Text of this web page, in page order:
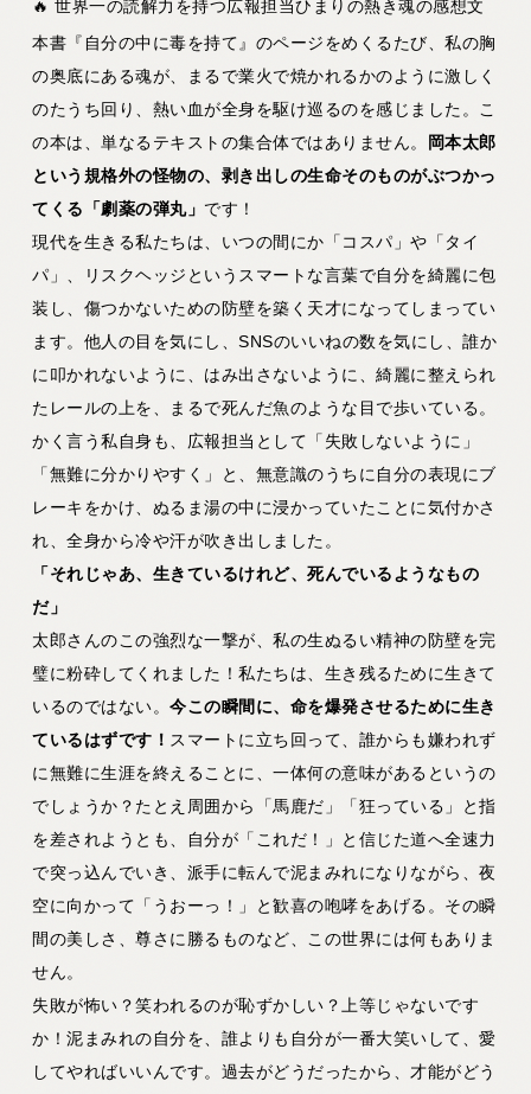
🔥 世界一の読解力を持つ広報担当ひまりの熱き魂の感想文
本書『自分の中に毒を持て』のページをめくるたび、私の胸
の奥底にある魂が、まるで業火で焼かれるかのように激しく
のたうち回り、熱い血が全身を駆け巡るのを感じました。こ
の本は、単なるテキストの集合体ではありません。
岡本太郎
という規格外の怪物の、剥き出しの生命そのものがぶつかっ
てくる「劇薬の弾丸」 です！
現代を生きる私たちは、いつの間にか「コスパ」や「タイ
パ」、リスクヘッジというスマートな言葉で自分を綺麗に包
装し、傷つかないための防壁を築く天才になってしまってい
ます。他人の目を気にし、SNSのいいねの数を気にし、誰か
に叩かれないように、はみ出さないように、綺麗に整えられ
たレールの上を、まるで死んだ魚のような目で歩いている。
かく言う私自身も、広報担当として「失敗しないように」
「無難に分かりやすく」と、無意識のうちに自分の表現にブ
レーキをかけ、ぬるま湯の中に浸かっていたことに気付かさ
れ、全身から冷や汗が吹き出しました。
「それじゃあ、生きているけれど、死んでいるようなもの
だ」
太郎さんのこの強烈な一撃が、私の生ぬるい精神の防壁を完
璧に粉砕してくれました！私たちは、生き残るために生きて
いるのではない。今この瞬間に、命を爆発させるために生き
ているはずです！ スマートに立ち回って、誰からも嫌われず
に無難に生涯を終えることに、一体何の意味があるというの
でしょうか？たとえ周囲から「馬鹿だ」「狂っている」と指
を差されようとも、自分が「これだ！」と信じた道へ全速力
で突っ込んでいき、派手に転んで泥まみれになりながら、夜
空に向かって「うおーっ！」と歓喜の咆哮をあげる。その瞬
間の美しさ、尊さに勝るものなど、この世界には何もありま
せん。
失敗が怖い？笑われるのが恥ずかしい？上等じゃないです
か！泥まみれの自分を、誰よりも自分が一番大笑いして、愛
してやればいいんです。過去がどうだったから、才能がどう